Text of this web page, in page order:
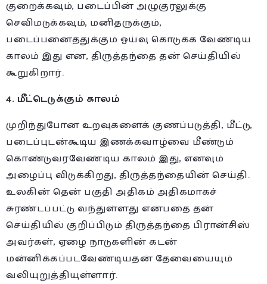
குறைக்கவும், படைப்பின் அழுகுரலுக்கு
செவிமடுக்கவும், மனிதருக்கும்,
படைப்பனைத்துக்கும் ஓய்வு கொடுக்க வேண்டிய
காலம் இது என, திருத்தந்தை தன் செய்தியில்
கூறுகிறார்.
4. மீட்டெடுக்கும் காலம்
முறிந்துபோன உறவுகளைக் குணப்படுத்தி, மீட்டு,
படைப்புடன்கூடிய இணக்கவாழ்வை மீண்டும்
கொண்டுவரவேண்டிய காலம் இது, எனவும்
அழைப்பு விடுக்கிறது, திருத்தந்தையின் செய்தி.
உலகின் தென் பகுதி அதிகம் அதிகமாகச்
சுரண்டப்பட்டு வந்துள்ளது என்பதை தன்
செய்தியில் குறிப்பிடும் திருத்தந்தை பிரான்சிஸ்
அவர்கள், ஏழை நாடுகளின் கடன்
மன்னிக்கப்படவேண்டியதன் தேவையையும்
வலியுறுத்தியுள்ளார்.